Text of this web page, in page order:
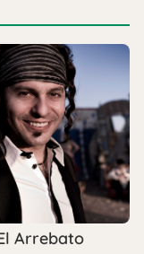
Arrebato